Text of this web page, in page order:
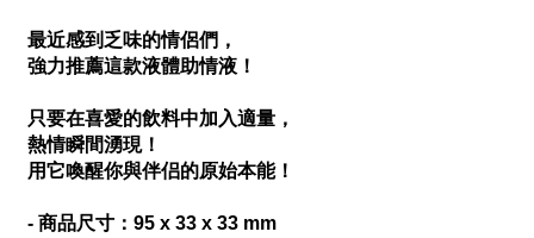
最近感到乏味的情侶們，
強力推薦這款液體助情液！
只要在喜愛的飲料中加入適量，
熱情瞬間湧現！
用它喚醒你與伴侣的原始本能！
- 商品尺寸：95 x 33 x 33 mm